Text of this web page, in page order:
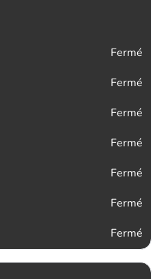
Fermé
Fermé
Fermé
Fermé
Fermé
Fermé
Fermé